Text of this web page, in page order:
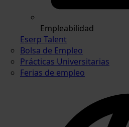
Empleabilidad
Eserp Talent
Bolsa de Empleo
Prácticas Universitarias
Ferias de empleo